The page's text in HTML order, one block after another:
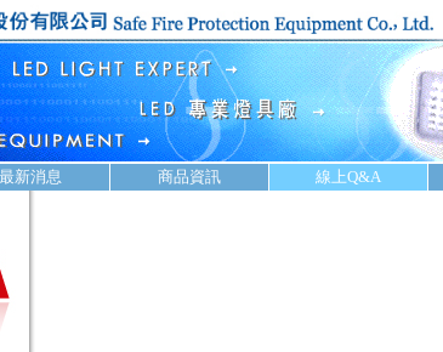
最新消息 商品資訊 線上Q&A